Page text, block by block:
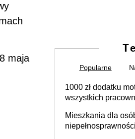
maja
Popularne
1000 zł dodatku
wszystkich
Mieszkania dla